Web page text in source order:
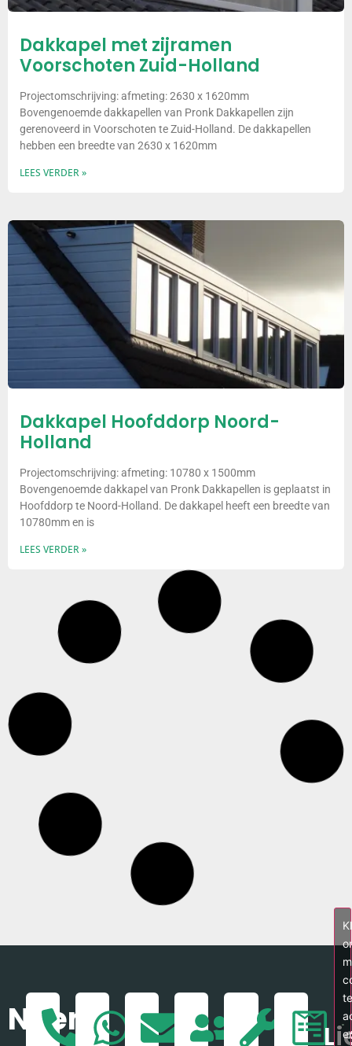
Dakkapel met zijramen
Voorschoten Zuid-Holland
Projectomschrijving: afmeting: 2630 x 1620mm
Bovengenoemde dakkapellen van Pronk Dakkapellen zijn
gerenoveerd in Voorschoten te Zuid-Holland. De dakkapellen
hebben een breedte van 2630 x 1620mm
LEES VERDER »
Dakkapel Hoofddorp Noord-
Holland
Projectomschrijving: afmeting: 10780 x 1500mm
Bovengenoemde dakkapel van Pronk Dakkapellen is geplaatst in
Hoofddorp te Noord-Holland. De dakkapel heeft een breedte van
10780mm en is
LEES VERDER »
Dakkapel Lisse Zuid-Holland
Projectomschrijving: afmeting: 3140 x 1750mm
Bovengenoemde dakkapel van Pronk Dakkapellen is geplaatst in
Lisse te Zuid-Holland. De dakkapel heeft een breedte van